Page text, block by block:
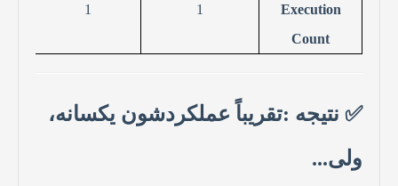
Execution
Count
1
1
✅ نتیجه :تقریباً عملکردشون یکسانه،
ولی...